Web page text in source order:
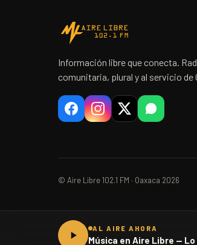
Información libre que conecta.
comunitaria, plural y al servicio de
© Aire Libre 102.1 FM · Oaxaca 2026
AL AIRE AHORA
Música en Aire Libre —